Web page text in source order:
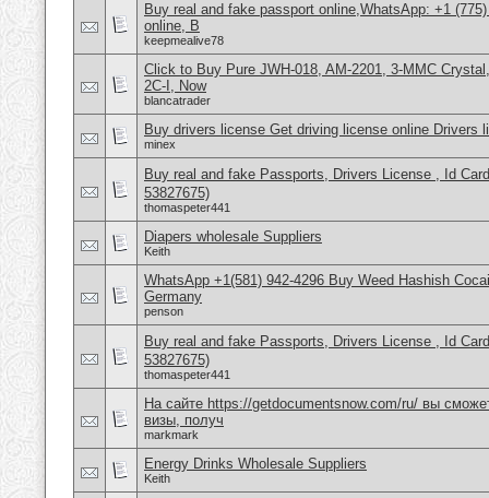
Buy real and fake passport online,WhatsApp: +1
online, B
keepmealive78
Click to Buy Pure JWH-018, AM-2201, 3-MMC
2C-I, Now
blancatrader
Buy drivers license Get driving license online Drivers
minex
Buy real and fake Passports, Drivers License , Id
53827675)
thomaspeter441
Diapers wholesale Suppliers
Keith
WhatsApp +1(581) 942-4296 Buy Weed Hashish
Germany
penson
Buy real and fake Passports, Drivers License , Id
53827675)
thomaspeter441
На сайте https://getdocumentsnow.com/ru/ вы
визы, получ
markmark
Energy Drinks Wholesale Suppliers
Keith